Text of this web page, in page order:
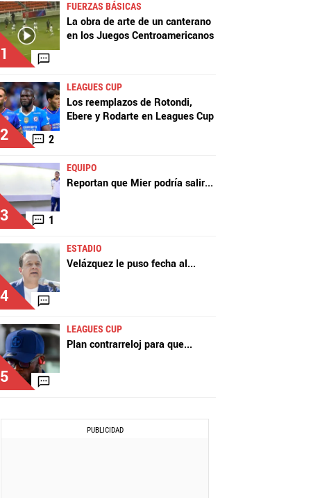
1
FUERZAS BÁSICAS
La obra de arte de un canterano
en los Juegos Centroamericanos
2 2
LEAGUES CUP
Los reemplazos de Rotondi,
Ebere y Rodarte en Leagues Cup
3 1
EQUIPO
Reportan que Mier podría salir...
4
ESTADIO
Velázquez le puso fecha al...
5
LEAGUES CUP
Plan contrarreloj para que...